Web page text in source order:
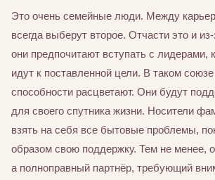
Это очень семейные люди. Между
всегда выберут второе. Отчасти это и
они предпочитают вступать с лидерами,
идут к поставленной цели. В таком
способности расцветают. Они будут
для своего спутника жизни. Носители
взять на себя все бытовые проблемы,
образом свою поддержку. Тем не менее,
а полноправный партнёр, требующий